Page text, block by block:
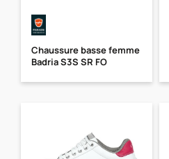
Chaussure basse femme
Badria S3S SR FO